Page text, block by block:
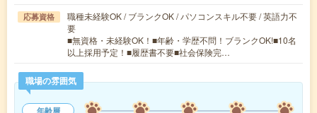
応募資格
職種未経験OK / ブランクOK / パソコンスキル不要 / 英語力不
要
■無資格・未経験OK！■年齢・学歴不問！ブランクOK!■10名
以上採用予定！■履歴書不要■社会保険完…
職場の雰囲気
年齢層